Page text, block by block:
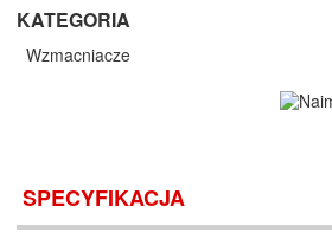
KATEGORIA
Wzmacniacze
SPECYFIKACJA